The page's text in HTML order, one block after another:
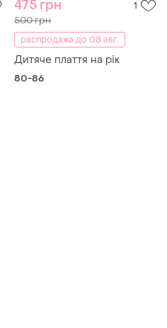
475 грн 1
500 грн
распродажа до 08 авг.
Дитяче плаття на рік
80-86